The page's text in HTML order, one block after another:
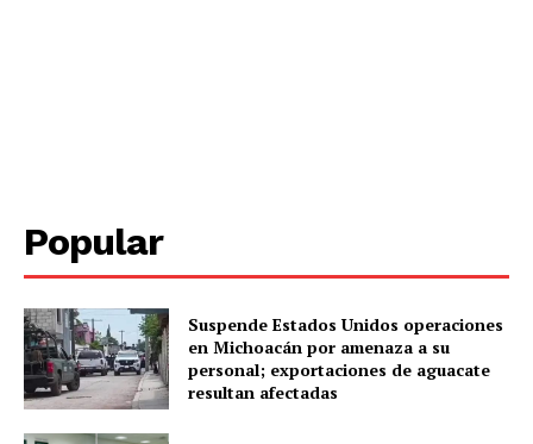
Periodico el Sol de Yucatán
Popular
Suspende Estados Unidos operaciones
en Michoacán por amenaza a su
personal; exportaciones de aguacate
resultan afectadas